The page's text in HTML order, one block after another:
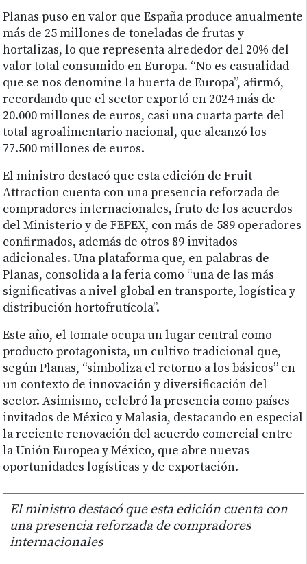
Planas puso en valor que España produce anualmente
más de 25 millones de toneladas de frutas y
hortalizas, lo que representa alrededor del 20% del
valor total consumido en Europa. “No es casualidad
que se nos denomine la huerta de Europa”, afirmó,
recordando que el sector exportó en 2024 más de
20.000 millones de euros, casi una cuarta parte del
total agroalimentario nacional, que alcanzó los
77.500 millones de euros.
El ministro destacó que esta edición de Fruit
Attraction cuenta con una presencia reforzada de
compradores internacionales, fruto de los acuerdos
del Ministerio y de FEPEX, con más de 589 operadores
confirmados, además de otros 89 invitados
adicionales. Una plataforma que, en palabras de
Planas, consolida a la feria como “una de las más
significativas a nivel global en transporte, logística y
distribución hortofrutícola”.
Este año, el tomate ocupa un lugar central como
producto protagonista, un cultivo tradicional que,
según Planas, “simboliza el retorno a los básicos” en
un contexto de innovación y diversificación del
sector. Asimismo, celebró la presencia como países
invitados de México y Malasia, destacando en especial
la reciente renovación del acuerdo comercial entre
la Unión Europea y México, que abre nuevas
oportunidades logísticas y de exportación.
El ministro destacó que esta edición cuenta con
una presencia reforzada de compradores
internacionales